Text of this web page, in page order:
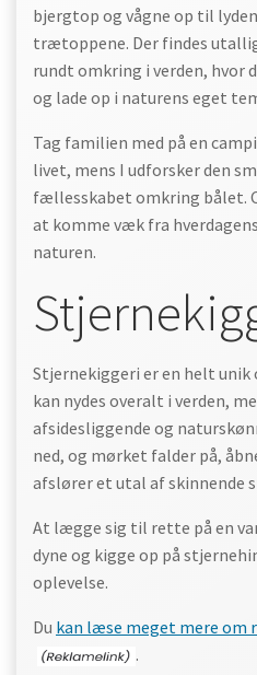
bjergtop og vågne op til
trætoppene. Der findes
rundt omkring i verden, hvor
og lade op i naturens eget
Tag familien med på en
livet, mens I udforsker den
fællesskabet omkring bålet.
at komme væk fra
naturen.
Stjernekiggeri er en helt unik
kan nydes overalt i verden,
afsidesliggende og
ned, og mørket falder på,
afslører et utal af skinnende
At lægge sig til rette på en
dyne og kigge op på
oplevelse.
Du kan læse meget mere om
.